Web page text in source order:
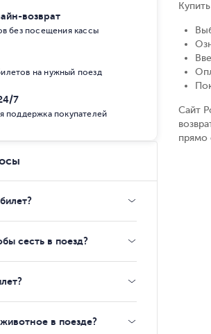
Сайт
прямо
возврат
без посещения кассы
на нужный поезд
7
поддержка покупателей
сесть в поезд?
в поезде?